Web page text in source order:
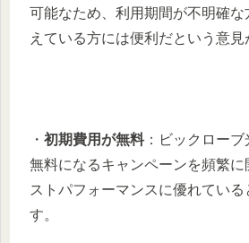
可能なため、利用期間が不明確
えている方には便利だという意見
・ 初期費用が無料：ビックロー
無料になるキャンペーンを頻繁に
ストパフォーマンスに優れている
す。